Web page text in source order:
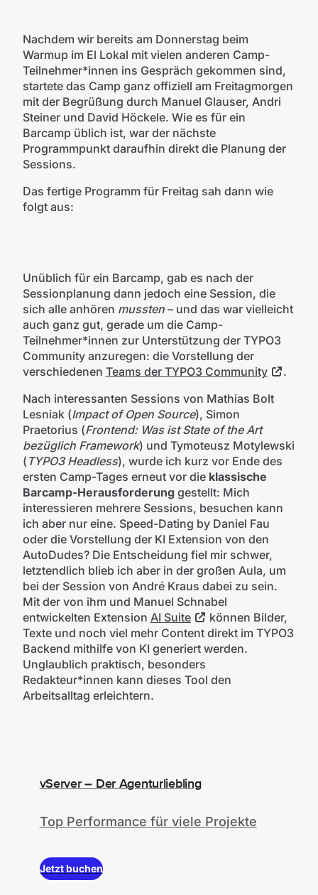
Nachdem wir bereits am Donnerstag beim
Warmup im El Lokal mit vielen anderen Camp-
Teilnehmer*innen ins Gespräch gekommen sind,
startete das Camp ganz offiziell am Freitagmorgen
mit der Begrüßung durch Manuel Glauser, Andri
Steiner und David Höckele. Wie es für ein
Barcamp üblich ist, war der nächste
Programmpunkt daraufhin direkt die Planung der
Sessions.
Das fertige Programm für Freitag sah dann wie
folgt aus:
Unüblich für ein Barcamp, gab es nach der
Sessionplanung dann jedoch eine Session, die
sich alle anhören mussten– und das war vielleicht
auch ganz gut, gerade um die Camp-
Teilnehmer*innen zur Unterstützung der TYPO3
Community anzuregen: die Vorstellung der
verschiedenen Teams der TYPO3 Community
.
Nach interessanten Sessions von Mathias Bolt
Lesniak (Impact of Open Source), Simon
Praetorius (Frontend: Was ist State of the Art
bezüglich Framework) und Tymoteusz Motylewski
( TYPO3 Headless), wurde ich kurz vor Ende des
ersten Camp-Tages erneut vor die klassische
Barcamp-Herausforderung gestellt: Mich
interessieren mehrere Sessions, besuchen kann
ich aber nur eine. Speed-Dating by Daniel Fau
oder die Vorstellung der KI Extension von den
AutoDudes? Die Entscheidung fiel mir schwer,
letztendlich blieb ich aber in der großen Aula, um
bei der Session von André Kraus dabei zu sein.
Mit der von ihm und Manuel Schnabel
entwickelten Extension AI Suite
können Bilder,
Texte und noch viel mehr Content direkt im TYPO3
Backend mithilfe von KI generiert werden.
Unglaublich praktisch, besonders
Redakteur*innen kann dieses Tool den
Arbeitsalltag erleichtern.
vServer – Der Agenturliebling
Top Performance für viele Projekte
Jetzt buchen